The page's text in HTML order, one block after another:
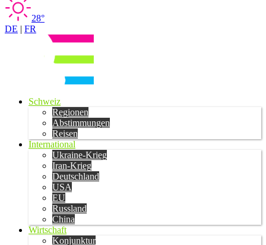
28°
DE | FR
Schweiz
Regionen
Abstimmungen
Reisen
International
Ukraine-Krieg
Iran-Krieg
Deutschland
USA
EU
Russland
China
Wirtschaft
Konjunktur